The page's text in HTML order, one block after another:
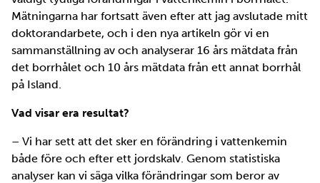
Mätningarna har fortsatt även efter att jag avslutade mitt
doktorandarbete, och i den nya artikeln gör vi en
sammanställning av och analyserar 16 års mätdata från
det borrhålet och 10 års mätdata från ett annat borrhål
på Island.
Vad visar era resultat?
– Vi har sett att det sker en förändring i vattenkemin
både före och efter ett jordskalv. Genom statistiska
analyser kan vi säga vilka förändringar som beror av